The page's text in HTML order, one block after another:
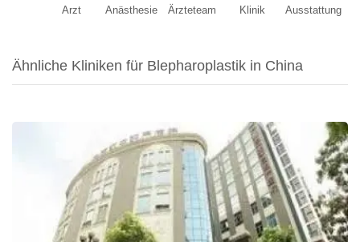
Arzt Anästhesie Ärzteteam Klinik Ausstattung
Ähnliche Kliniken für Blepharoplastik in China